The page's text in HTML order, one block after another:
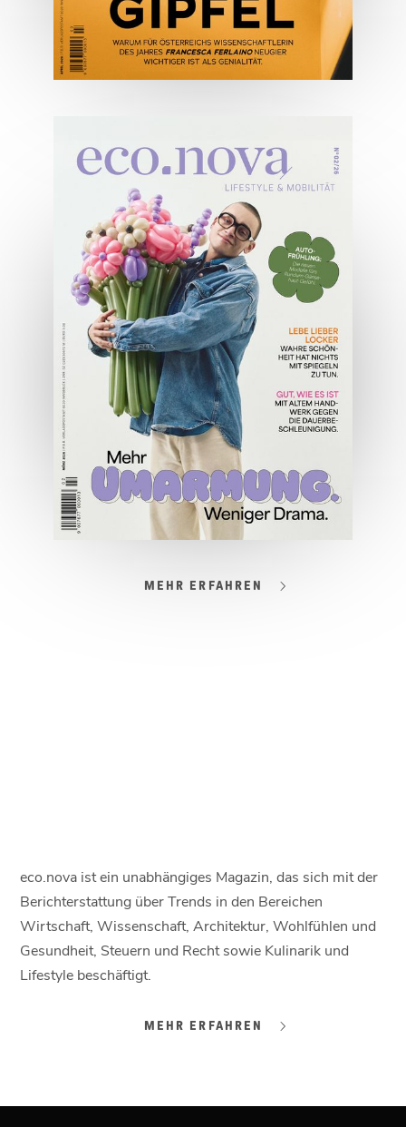
04/2026
Wirtschaftsausgabe April 2026
JETZT BESTELLEN
ONLINE LESEN
MEHR ERFAHREN
eco.nova ist ein unabhängiges Magazin, das sich mit der
Berichterstattung über Trends in den Bereichen
Wirtschaft, Wissenschaft, Architektur, Wohlfühlen und
Gesundheit, Steuern und Recht sowie Kulinarik und
Lifestyle beschäftigt.
MEHR ERFAHREN